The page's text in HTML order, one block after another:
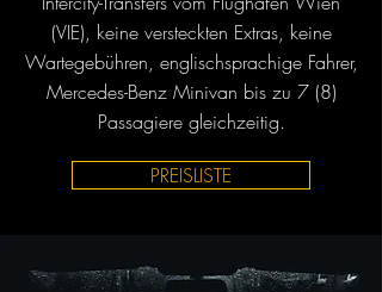
(VIE), keine versteckten Extras, keine
Wartegebühren, englischsprachige Fahrer,
Mercedes-Benz Minivan bis zu 7 (8)
Passagiere gleichzeitig.
PREISLISTE